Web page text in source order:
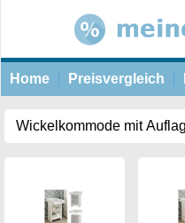
Home Preisvergleich